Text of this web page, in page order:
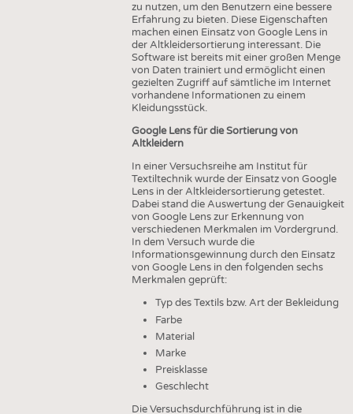
zu nutzen, um den Benutzern eine bessere
Erfahrung zu bieten. Diese Eigenschaften
machen einen Einsatz von Google Lens in
der Altkleidersortierung interessant. Die
Software ist bereits mit einer großen Menge
von Daten trainiert und ermöglicht einen
gezielten Zugriff auf sämtliche im Internet
vorhandene Informationen zu einem
Kleidungsstück.
Google Lens für die Sortierung von
Altkleidern
In einer Versuchsreihe am Institut für
Textiltechnik wurde der Einsatz von Google
Lens in der Altkleidersortierung getestet.
Dabei stand die Auswertung der Genauigkeit
von Google Lens zur Erkennung von
verschiedenen Merkmalen im Vordergrund.
In dem Versuch wurde die
Informationsgewinnung durch den Einsatz
von Google Lens in den folgenden sechs
Merkmalen geprüft:
Typ des Textils bzw. Art der Bekleidung
Farbe
Material
Marke
Preisklasse
Geschlecht
Die Versuchsdurchführung ist in die